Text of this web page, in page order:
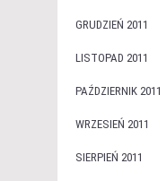
GRUDZIEŃ 2011
LISTOPAD 2011
PAŹDZIERNIK 2011
WRZESIEŃ 2011
SIERPIEŃ 2011